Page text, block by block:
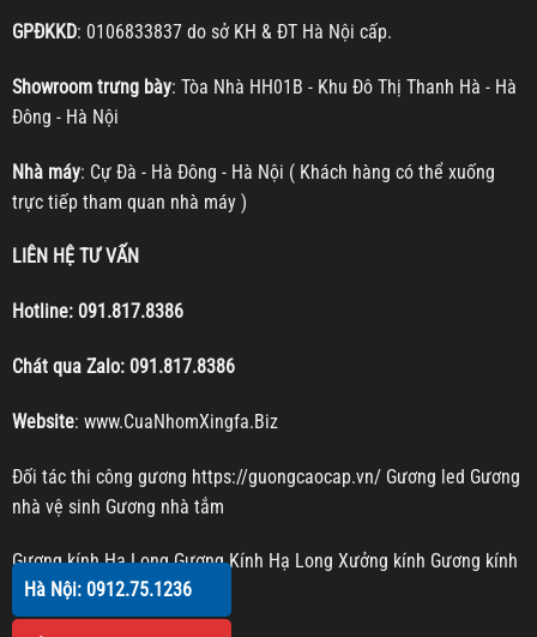
GPĐKKD: 0106833837 do sở KH & ĐT Hà Nội cấp.
Showroom trưng bày: Tòa Nhà HH01B - Khu Đô Thị Thanh Hà - Hà
Đông - Hà Nội
Nhà máy: Cự Đà - Hà Đông - Hà Nội ( Khách hàng có thể xuống
trực tiếp tham quan nhà máy )
LIÊN HỆ TƯ VẤN
Hotline: 091.817.8386
Chát qua Zalo: 091.817.8386
Website: www.CuaNhomXingfa.Biz
Đối tác thi công gương https://guongcaocap.vn/ Gương led Gương
nhà vệ sinh Gương nhà tắm
Gương kính Hạ LongGương Kính Hạ Long Xưởng kính Gương kính
Gương trang trí
Hà Nội: 0912.75.1236